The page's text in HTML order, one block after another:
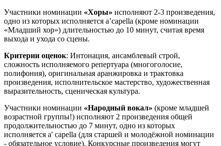
Участники номинации «Хоры» исполняют 2-3 произведения,
одно из которых исполняется a’capella (кроме номинации
«Младший хор») длительностью до 10 минут, считая время
выхода и ухода со сцены.
Критерии оценок: Интонация, ансамблевый строй,
сложность исполняемого репертуара (многоголосие,
полифония), оригинальная аранжировка и трактовка
произведения, исполнительское мастерство, художественная
выразительность, сценическая культура.
Участники номинации «Народный вокал» (кроме младшей
возрастной группы!) исполняют 2 произведения общей
продолжительностью до 7 минут, одно из которых
исполняется a' capella (для старшей и молодёжной номинации
- обязательное условие). Конкурсные произведения могут